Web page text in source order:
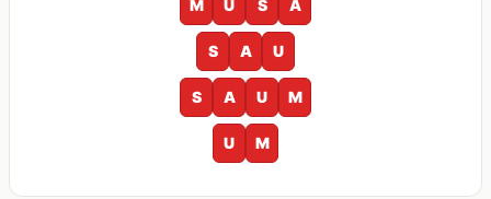
M U S A
S A U
S A U M
U M